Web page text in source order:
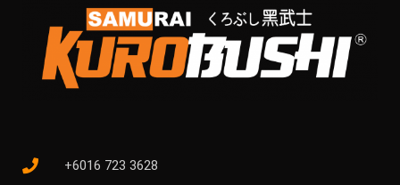
+6016 723 3628